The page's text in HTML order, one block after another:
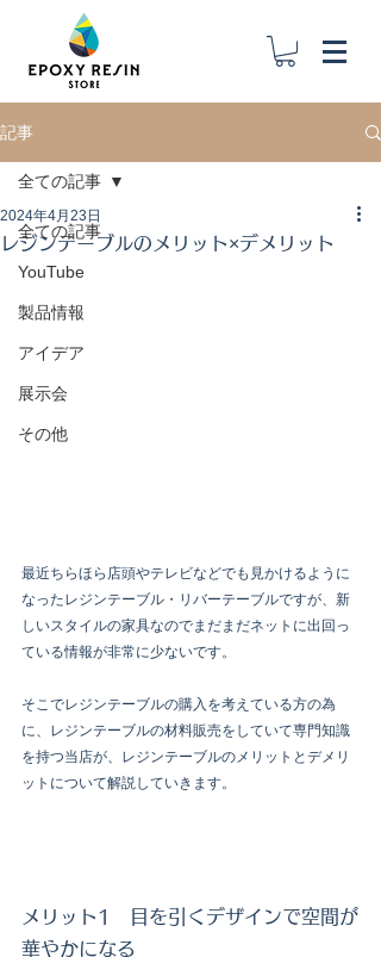
記事
全ての記事
YouTube
製品情報
アイデア
展示会
その他
全ての記事
レジンテーブルのメリット×デメリット
2024年4月23日
最近ちらほら店頭やテレビなどでも見かけるように
なったレジンテーブル・リバーテーブルですが、新
しいスタイルの家具なのでまだまだネットに出回っ
ている情報が非常に少ないです。
そこでレジンテーブルの購入を考えている方の為
に、レジンテーブルの材料販売をしていて専門知識
を持つ当店が、レジンテーブルのメリットとデメリ
ットについて解説していきます。
メリット1　目を引くデザインで空間が
華やかになる